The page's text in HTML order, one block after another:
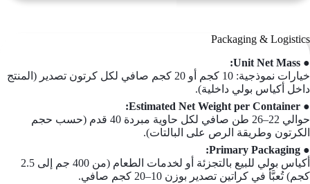
Packaging & Logistics
● Unit Net Mass:
خيارات نموذجية: 10 كجم أو 20 كجم صافي لكل كرتون تصدير (المنتج
داخل أكياس بولي داخلية).
● Estimated Net Weight per Container:
حوالي 22–26 طن صافي لكل حاوية مبردة 40 قدم (حسب حجم
الكرتون وطريقة الرص على البالتات).
● Primary Packaging:
أكياس بولي للبيع بالتجزئة أو لخدمات الطعام (من 400 جم إلى 2.5
كجم) تُعبَّأ في كراتين تصدير بوزن 10–20 كجم صافي.